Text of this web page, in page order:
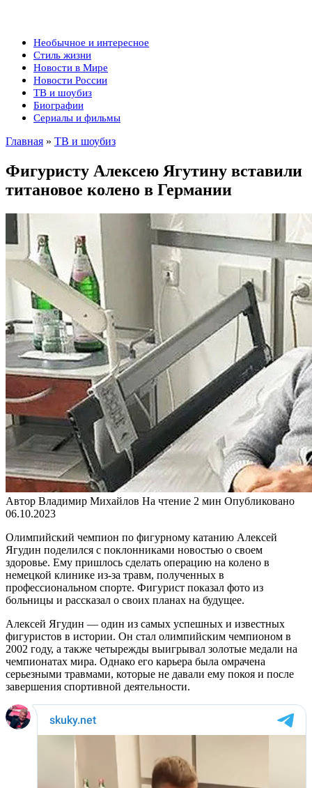
Необычное и интересное
Стиль жизни
Новости в Мире
Новости России
ТВ и шоубиз
Биографии
Сериалы и фильмы
Главная » ТВ и шоубиз
Фигуристу Алексею Ягутину вставили
титановое колено в Германии
Автор Владимир Михайлов На чтение 2 мин Опубликовано
06.10.2023
Олимпийский чемпион по фигурному катанию Алексей
Ягудин поделился с поклонниками новостью о своем
здоровье. Ему пришлось сделать операцию на колено в
немецкой клинике из-за травм, полученных в
профессиональном спорте. Фигурист показал фото из
больницы и рассказал о своих планах на будущее.
Алексей Ягудин — один из самых успешных и известных
фигуристов в истории. Он стал олимпийским чемпионом в
2002 году, а также четырежды выигрывал золотые медали на
чемпионатах мира. Однако его карьера была омрачена
серьезными травмами, которые не давали ему покоя и после
завершения спортивной деятельности.